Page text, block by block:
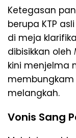
​Ketegasan
berupa KTP
di meja
dibisikkan oleh
kini menjelma
melangkah.
Vonis Sang